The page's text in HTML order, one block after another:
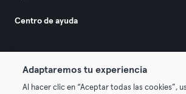
Centro de ayuda
Adaptaremos tu experiencia
Al hacer clic en “Aceptar todas las cookies”,